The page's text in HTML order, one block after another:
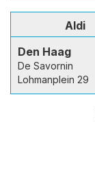
Aldi
Den Haag
De Savornin
Lohmanplein 29